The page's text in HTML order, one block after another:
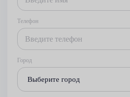
Телефон
Город
Выберите город